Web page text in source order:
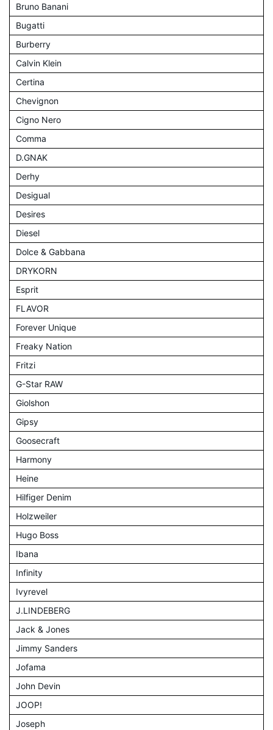
Bruno Banani
Bugatti
Burberry
Calvin Klein
Certina
Chevignon
Cigno Nero
Comma
D.GNAK
Derhy
Desigual
Desires
Diesel
Dolce & Gabbana
DRYKORN
Esprit
FLAVOR
Forever Unique
Freaky Nation
Fritzi
G-Star RAW
Giolshon
Gipsy
Goosecraft
Harmony
Heine
Hilfiger Denim
Holzweiler
Hugo Boss
Ibana
Infinity
Ivyrevel
J.LINDEBERG
Jack & Jones
Jimmy Sanders
Jofama
John Devin
JOOP!
Joseph